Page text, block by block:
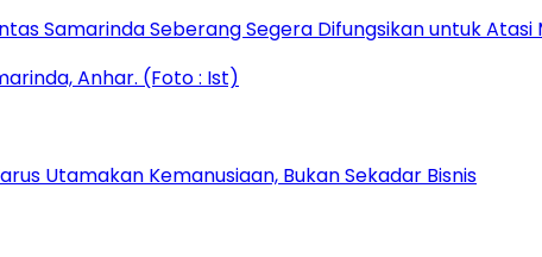
Samarinda Seberang Segera Difungsikan untuk Atasi
Utamakan Kemanusiaan, Bukan Sekadar Bisnis